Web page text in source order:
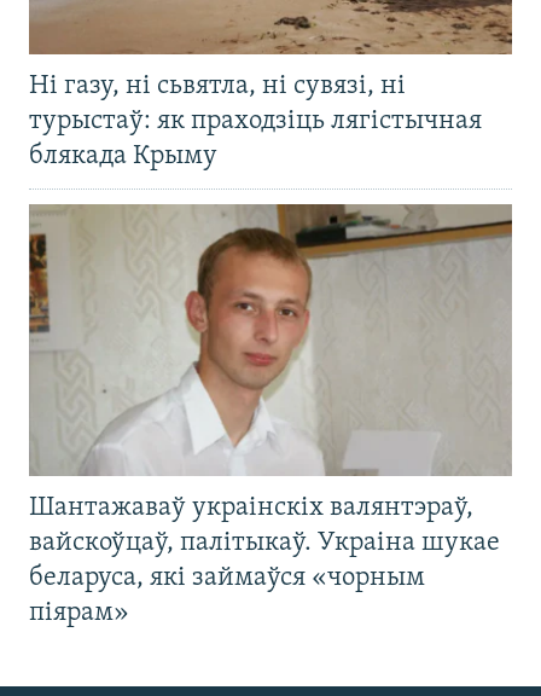
Ні газу, ні сьвятла, ні сувязі, ні
турыстаў: як праходзіць лягістычная
блякада Крыму
Шантажаваў украінскіх валянтэраў,
вайскоўцаў, палітыкаў. Украіна шукае
беларуса, які займаўся «чорным
піярам»